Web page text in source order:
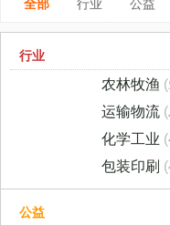
全部 行业 公益
行业
农林牧渔
运输物流
化学工业
包装印刷
公益